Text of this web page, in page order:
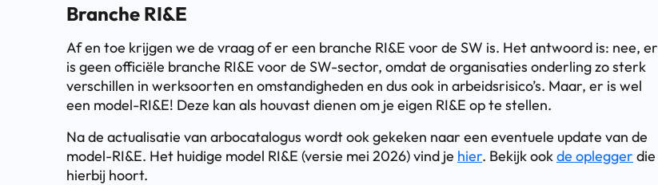
Branche RI&E
Af en toe krijgen we de vraag of er een branche RI&E voor de SW is. Het antwoord is: nee, er
is geen officiële branche RI&E voor de SW-sector, omdat de organisaties onderling zo sterk
verschillen in werksoorten en omstandigheden en dus ook in arbeidsrisico’s. Maar, er is wel
een model-RI&E! Deze kan als houvast dienen om je eigen RI&E op te stellen.
Na de actualisatie van arbocatalogus wordt ook gekeken naar een eventuele update van de
model-RI&E. Het huidige model RI&E (versie mei 2026) vind je hier. Bekijk ookde oplegger die
hierbij hoort.